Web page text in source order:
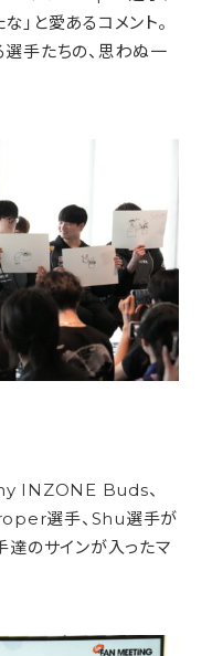
」と愛あるコメント。
手たちの、思わぬ一
INZONE Buds、
選手、Shu選手が
達のサインが入ったマ